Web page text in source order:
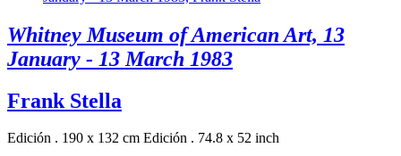
Whitney Museum of American Art, 13
January - 13 March 1983
Frank Stella
Edición . 190 x 132 cm Edición . 74.8 x 52 inch